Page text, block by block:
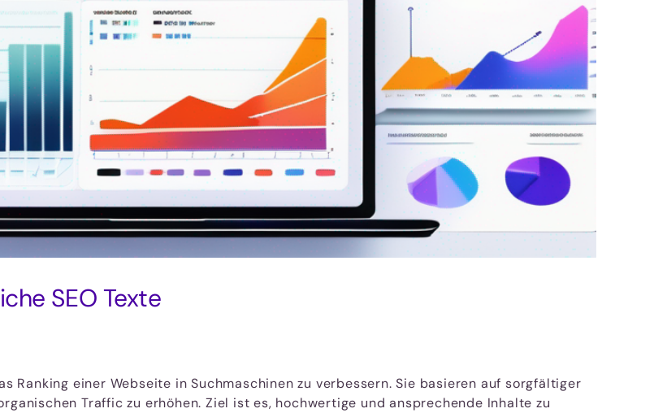
SEO Texte
Ranking einer Webseite in Suchmaschinen zu verbessern. Sie basieren auf sorgfältiger
Traffic zu erhöhen. Ziel ist es, hochwertige und ansprechende Inhalte zu